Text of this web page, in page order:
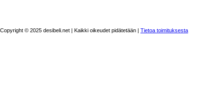
Copyright © 2025 desibeli.net | Kaikki oikeudet pidätetään | Tietoa toimituksesta